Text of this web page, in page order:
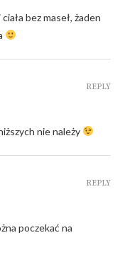
bez maseł, żaden
nie należy
REPLY
poczekać na
REPLY